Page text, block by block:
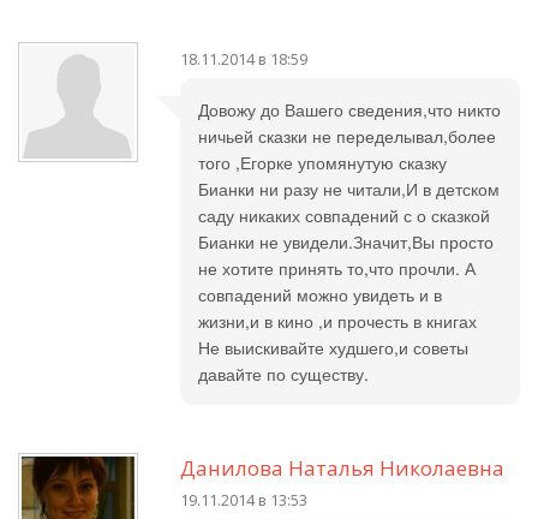
18.11.2014 в 18:59
Довожу до Вашего сведения,что никто
ничьей сказки не переделывал,более
того ,Егорке упомянутую сказку
Бианки ни разу не читали,И в детском
саду никаких совпадений с о сказкой
Бианки не увидели.Значит,Вы просто
не хотите принять то,что прочли. А
совпадений можно увидеть и в
жизни,и в кино ,и прочесть в книгах
Не выискивайте худшего,и советы
давайте по существу.
Данилова Наталья Николаевна
19.11.2014 в 13:53